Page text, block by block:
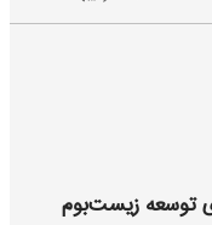
توسعه زیست‌بوم